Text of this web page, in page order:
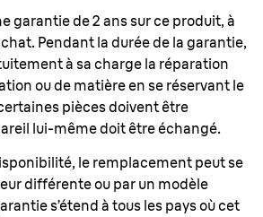
garantie de 2 ans sur ce produit, à
Pendant la durée de la garantie,
à sa charge la réparation
ou de matière en se réservant le
pièces doivent être
lui-même doit être échangé.
le remplacement peut se
différente ou par un modèle
s’étend à tous les pays où cet